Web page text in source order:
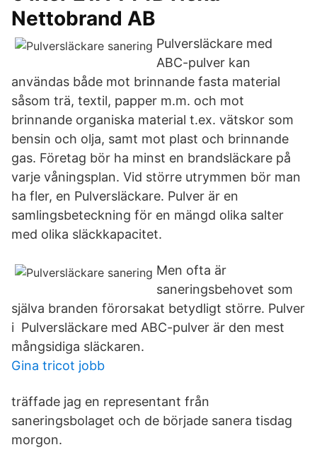
Nettobrand AB
Pulversläckare med
ABC-pulver kan
användas både mot brinnande fasta material
såsom trä, textil, papper m.m. och mot
brinnande organiska material t.ex. vätskor som
bensin och olja, samt mot plast och brinnande
gas. Företag bör ha minst en brandsläckare på
varje våningsplan. Vid större utrymmen bör man
ha fler, en Pulversläckare. Pulver är en
samlingsbeteckning för en mängd olika salter
med olika släckkapacitet.
Men ofta är
saneringsbehovet som
själva branden förorsakat betydligt större. Pulver
i Pulversläckare med ABC-pulver är den mest
mångsidiga släckaren.
Gina tricot jobb
träffade jag en representant från
saneringsbolaget och de började sanera tisdag
morgon.